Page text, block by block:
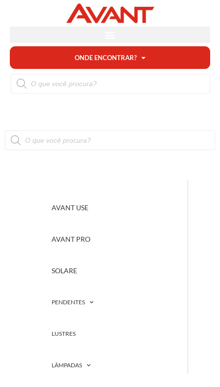
ONDE ENCONTRAR?
AVANT USE
AVANT PRO
SOLARE
PENDENTES
LUSTRES
LÂMPADAS